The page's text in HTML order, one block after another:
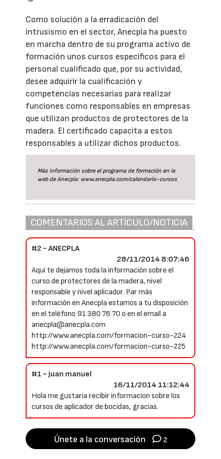
Como solución a la erradicación del
intrusismo en el sector, Anecpla ha puesto
en marcha dentro de su programa activo de
formación unos cursos específicos para el
personal cualificado que, por su actividad,
desee adquirir la cualificación y
competencias necesarias para realizar
funciones como responsables en empresas
que utilizan productos de protectores de la
madera. El certificado capacita a estos
responsables a utilizar dichos productos.
Más información sobre el programa de formación en la
web de Anecpla: www.anecpla.com/calendario-cursos
COMENTARIOS AL ARTÍCULO/NOTICIA
#2 - ANECPLA
28/11/2014 8:07:46
Aquí te dejamos toda la información sobre el
curso de protectores de la madera, nivel
responsable y nivel aplicador. Par más
información en Anecpla estamos a tu disposición
en el teléfono 91 380 76 70 o en el email a
anecpla@anecpla.com
http://www.anecpla.com/formacion-curso-224
http://www.anecpla.com/formacion-curso-225
#1 - juan manuel
16/11/2014 11:12:44
Hola me gustaria recibir informacion sobre los
cursos de aplicador de bocidas, gracias.
Únete a la conversación 2